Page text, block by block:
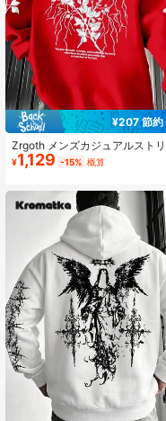
¥207 節約
Zrgoth メンズカジュアルストリ
ウェア ローズ&スローガンプリ
パーカー、秋/冬
¥1,129 -15% 概算